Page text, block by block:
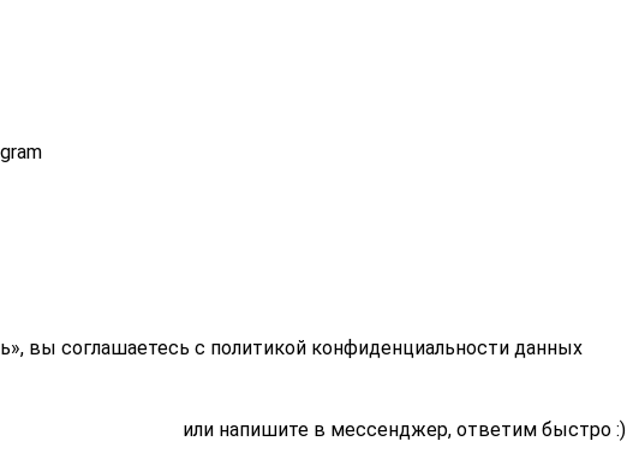
вы соглашаетесь с политикой конфиденциальности данных
или напишите в мессенджер, ответим быстро :)